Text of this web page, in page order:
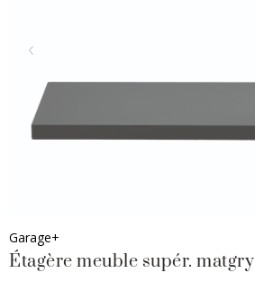
Garage+
Étagère meuble supér. matgry